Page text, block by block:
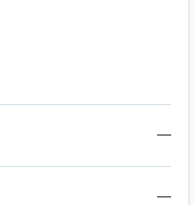
—
—